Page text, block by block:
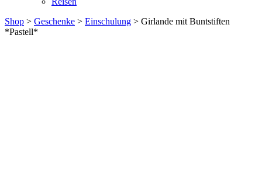
Shop > Geschenke > Einschulung > Girlande mit Buntstiften
*Pastell*